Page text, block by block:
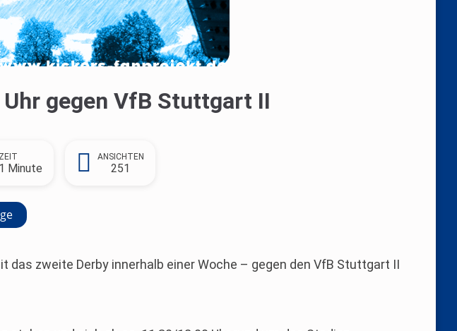
gegen VfB Stuttgart II
Minute
ANSICHTEN
251
zweite Derby innerhalb einer Woche – gegen den VfB Stuttgart II